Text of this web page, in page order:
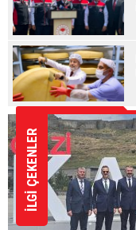
İLGİ ÇEKENLER